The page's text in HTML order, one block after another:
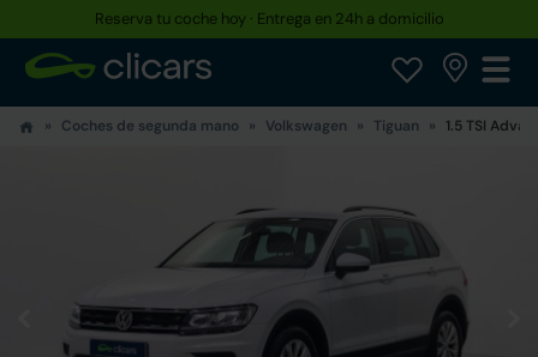
Reserva tu coche hoy · Entrega en 24h a domicilio
Coches de segunda mano Volkswagen Tiguan 1.5 TSI